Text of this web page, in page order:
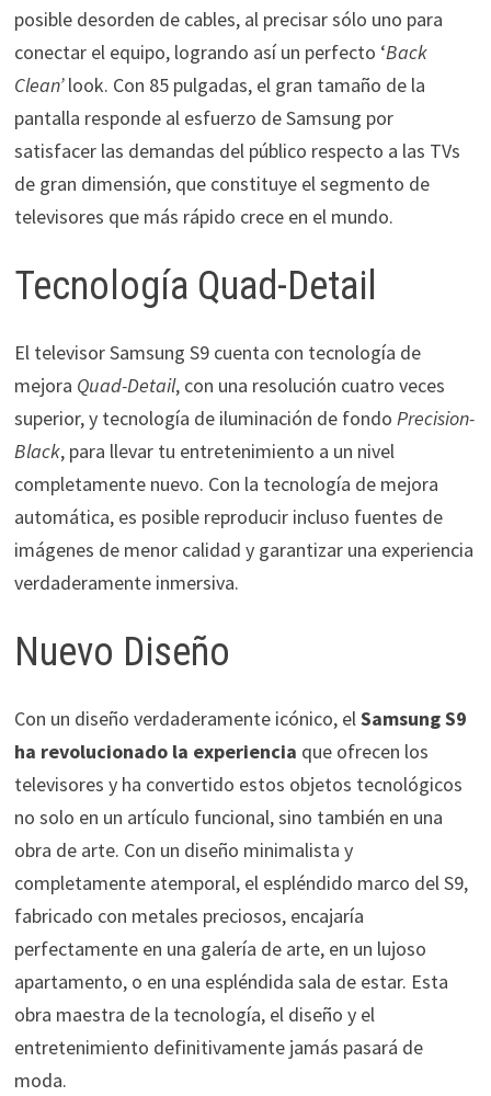
posible desorden de cables, al precisar sólo uno para
conectar el equipo, logrando así un perfecto ‘Back
Clean’look. Con 85 pulgadas, el gran tamaño de la
pantalla responde al esfuerzo de Samsung por
satisfacer las demandas del público respecto a las TVs
de gran dimensión, que constituye el segmento de
televisores que más rápido crece en el mundo.
Tecnología Quad-Detail
El televisor Samsung S9 cuenta con tecnología de
mejora Quad-Detail, con una resolución cuatro veces
superior, y tecnología de iluminación de fondo Precision-
Black, para llevar tu entretenimiento a un nivel
completamente nuevo. Con la tecnología de mejora
automática, es posible reproducir incluso fuentes de
imágenes de menor calidad y garantizar una experiencia
verdaderamente inmersiva.
Nuevo Diseño
Con un diseño verdaderamente icónico, elSamsung S9
ha revolucionado la experiencia que ofrecen los
televisores y ha convertido estos objetos tecnológicos
no solo en un artículo funcional, sino también en una
obra de arte. Con un diseño minimalista y
completamente atemporal, el espléndido marco del S9,
fabricado con metales preciosos, encajaría
perfectamente en una galería de arte, en un lujoso
apartamento, o en una espléndida sala de estar. Esta
obra maestra de la tecnología, el diseño y el
entretenimiento definitivamente jamás pasará de
moda.